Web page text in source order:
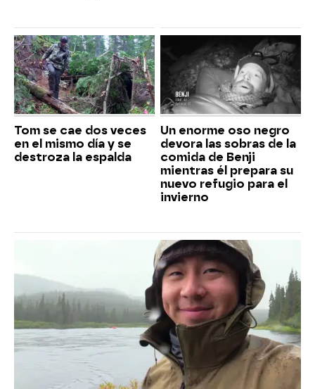
Tom se cae dos veces
en el mismo día y se
destroza la espalda
Un enorme oso negro
devora las sobras de la
comida de Benji
mientras él prepara su
nuevo refugio para el
invierno